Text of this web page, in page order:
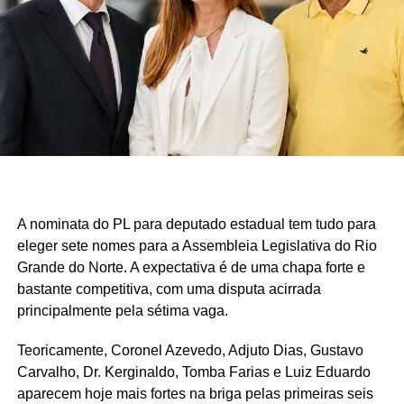
A nominata do PL para deputado estadual tem tudo para
eleger sete nomes para a Assembleia Legislativa do Rio
Grande do Norte. A expectativa é de uma chapa forte e
bastante competitiva, com uma disputa acirrada
principalmente pela sétima vaga.
Teoricamente, Coronel Azevedo, Adjuto Dias, Gustavo
Carvalho, Dr. Kerginaldo, Tomba Farias e Luiz Eduardo
aparecem hoje mais fortes na briga pelas primeiras seis